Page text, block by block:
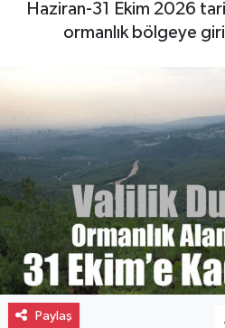
Haziran-31 Ekim 2026
ormanlık bölgeye
Paylaş
Magazin
Spor
Eğitim